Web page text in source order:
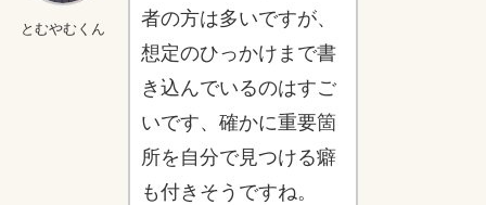
とむやむくん
者の方は多いですが、
想定のひっかけまで書
き込んでいるのはすご
いです、確かに重要箇
所を自分で見つける癖
も付きそうですね。